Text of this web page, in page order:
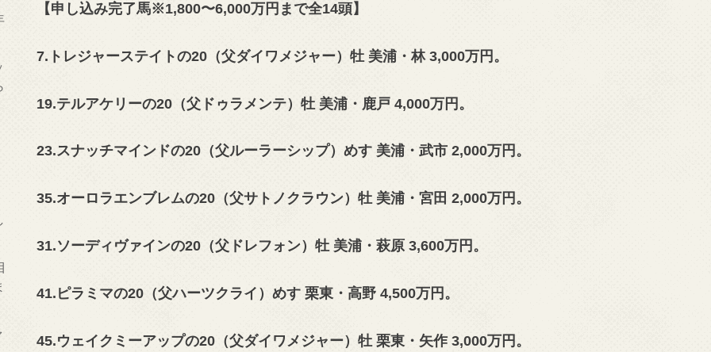
【申し込み完了馬※1,800〜6,000万円まで全14頭】
7.トレジャーステイトの20（父ダイワメジャー）牡 美浦・林3,000万円。
19.テルアケリーの20（父ドゥラメンテ）牡 美浦・鹿戸 4,000万円。
23.スナッチマインドの20（父ルーラーシップ）めす 美浦・武市 2,000万円。
35.オーロラエンブレムの20（父サトノクラウン）牡 美浦・宮田 2,000万円。
31.ソーディヴァインの20（父ドレフォン）牡 美浦・萩原 3,600万円。
41.ピラミマの20（父ハーツクライ）めす 栗東・高野 4,500万円。
45.ウェイクミーアップの20（父ダイワメジャー）牡 栗東・矢作 3,000万円。